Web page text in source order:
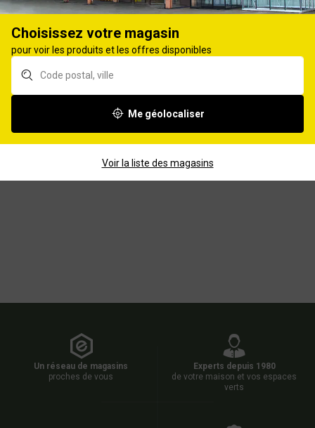
Transpalette manuel
PROFOR 2,5t
Transpalette manuel
PRAMAC 2,5T
Transpalette manuel
Un réseau de magasins
proches de vous
Experts depuis 1980
de votre maison et vos espaces
verts
Choisissez votre magasin
pour voir les produits et les offres disponibles
Me géolocaliser
Voir la liste des magasins